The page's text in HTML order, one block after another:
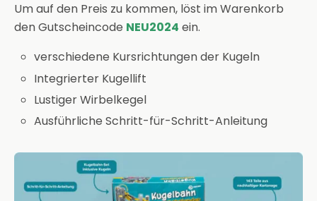
Um auf den Preis zu kommen, löst im Warenkorb
den Gutscheincode NEU2024 ein.
verschiedene Kursrichtungen der Kugeln
Integrierter Kugellift
Lustiger Wirbelkegel
Ausführliche Schritt-für-Schritt-Anleitung